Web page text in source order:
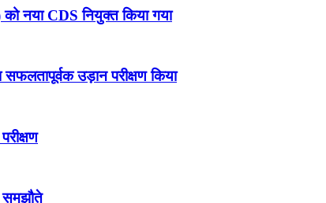
नया CDS नियुक्त किया गया
उड़ान परीक्षण किया
समझौते